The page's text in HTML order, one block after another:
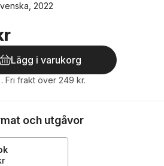
2022
Lägg i varukorg
. Fri frakt över 249 kr.
och utgåvor